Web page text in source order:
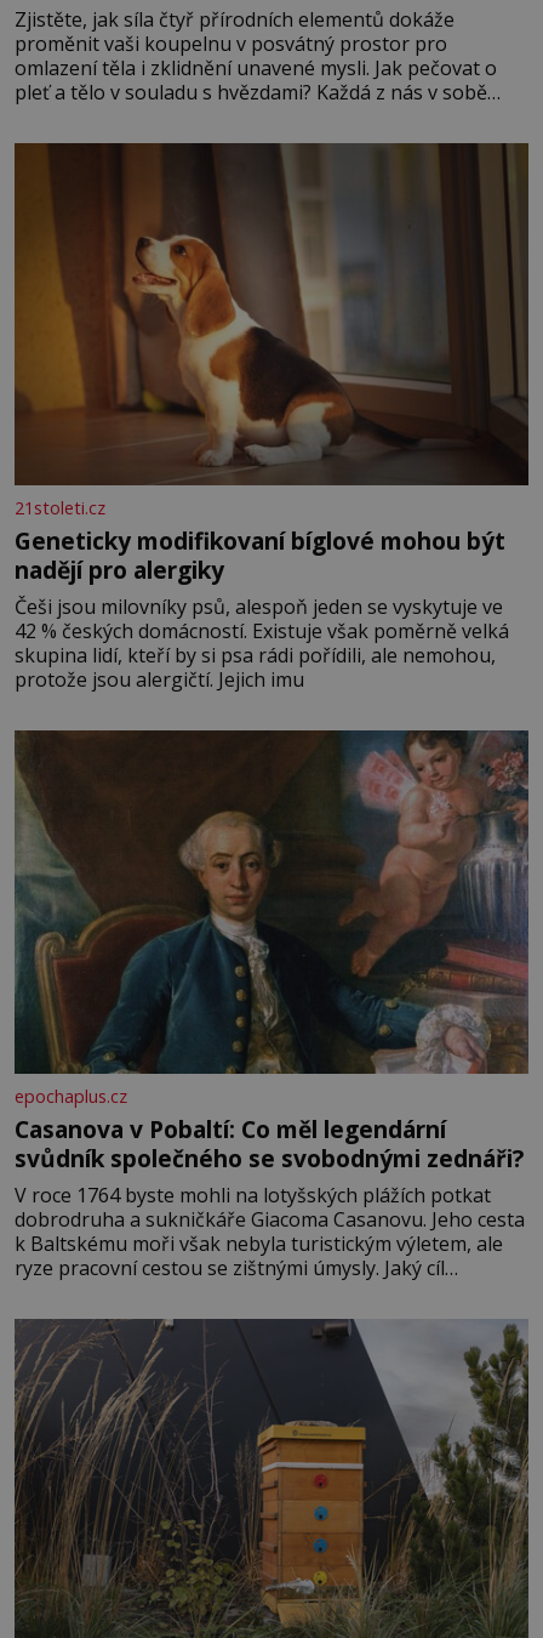
Zjistěte, jak síla čtyř přírodních elementů dokáže
proměnit vaši koupelnu v posvátný prostor pro
omlazení těla i zklidnění unavené mysli. Jak pečovat o
pleť a tělo v souladu s hvězdami? Každá z nás v sobě
povaze, ale i v potřebách naší pokožky. Ohnivá znamení
Ženy narozené ve znamení Berana, Lva a Střelce v sobě
nesou žár, odvahu a neutuchající elán. Vaše
21stoleti.cz
Geneticky modifikovaní bíglové mohou být
nadějí pro alergiky
Češi jsou milovníky psů, alespoň jeden se vyskytuje ve
42 % českých domácností. Existuje však poměrně velká
skupina lidí, kteří by si psa rádi pořídili, ale nemohou,
protože jsou alergičtí. Jejich imu
epochaplus.cz
Casanova v Pobaltí: Co měl legendární
svůdník společného se svobodnými zednáři?
V roce 1764 byste mohli na lotyšských plážích potkat
dobrodruha a sukničkáře Giacoma Casanovu. Jeho cesta
k Baltskému moři však nebyla turistickým výletem, ale
ryze pracovní cestou se zištnými úmysly. Jaký cíl
lotyšské Rigy? Casanova v Pobaltí kontaktoval tamní
zednářské lóže. Nebyl v této oblasti žádným nováčkem,
protože do zednářské